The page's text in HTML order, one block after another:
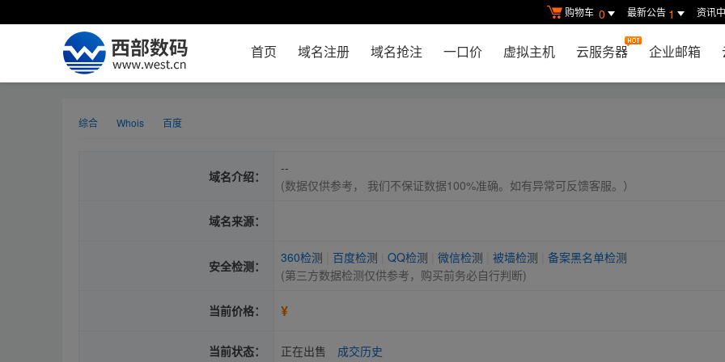
购物车 0 最新公告 1 资讯
首页 域名注册 域名抢注 一口价 虚拟主机 云服务器 企业邮箱
综合 Whois 百度
域名介绍：
--
(数据仅供参考， 我们不保证数据100%准确。如有异常可反馈客服。）
域名来源：
安全检测：
360检测 百度检测 QQ检测 微信检测 被墙检测
备案黑名单检测
(第三方数据检测仅供参考，购买前务必自行判断)
当前价格： ¥
当前状态： 正在出售 成交历史